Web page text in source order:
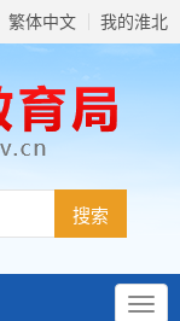
繁体中文 我的淮北